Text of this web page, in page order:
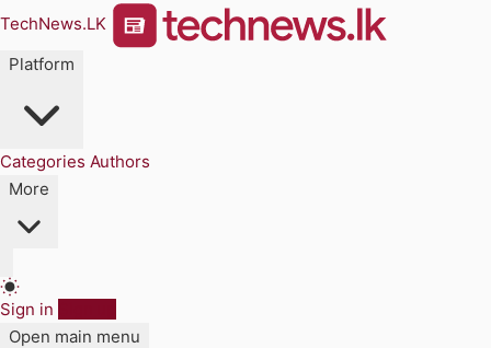
TechNews.LK
Platform
Categories Authors
More
Sign in
Open main menu